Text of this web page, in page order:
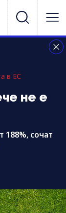
в ЕС
не е
188%, сочат